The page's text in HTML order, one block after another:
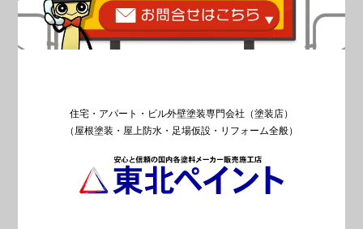
住宅・アパート・ビル外壁塗装専門会社（塗装店）
（屋根塗装・屋上防水・足場仮設・リフォーム全般）